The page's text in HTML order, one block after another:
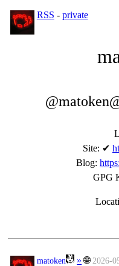
RSS - private
Site: ✔
Blog:
GPG
matoken » 🌐 2026-